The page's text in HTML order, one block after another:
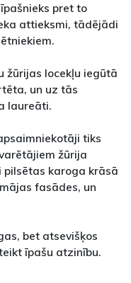
pret to
attieksmi, tādējādi
žūrijas locekļu iegūtā
un uz tās
laureāti.
tiks
žūrija
karoga krāsā
fasādes, un
bet atsevišķos
īpašu atzinību.